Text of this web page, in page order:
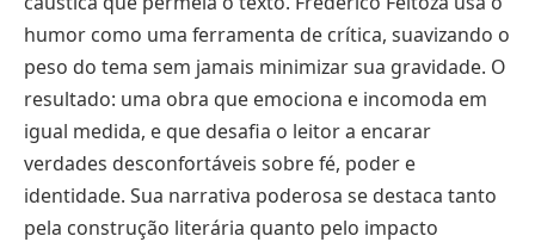
humor como uma ferramenta de crítica, suavizando o
peso do tema sem jamais minimizar sua gravidade. O
resultado: uma obra que emociona e incomoda em
igual medida, e que desafia o leitor a encarar
verdades desconfortáveis sobre fé, poder e
identidade. Sua narrativa poderosa se destaca tanto
pela construção literária quanto pelo impacto